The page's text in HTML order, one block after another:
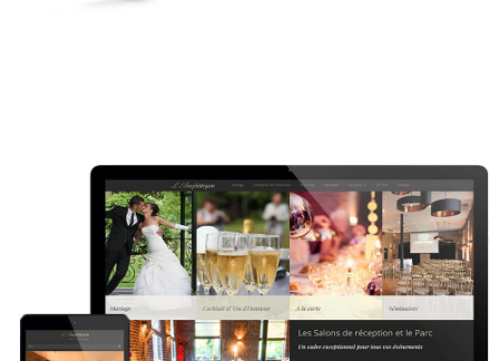
L’amphitryon – roncq